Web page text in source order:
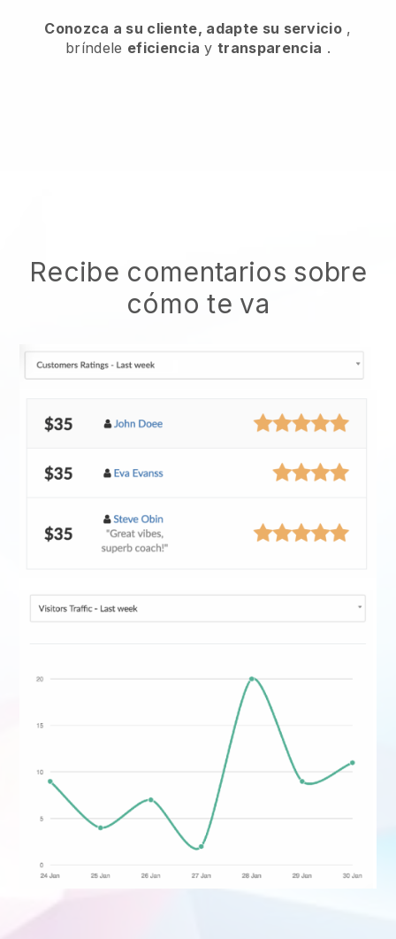
Conozca a su cliente, adapte su servicio ,
bríndele eficiencia ytransparencia .
Recibe comentarios sobre
cómo te va